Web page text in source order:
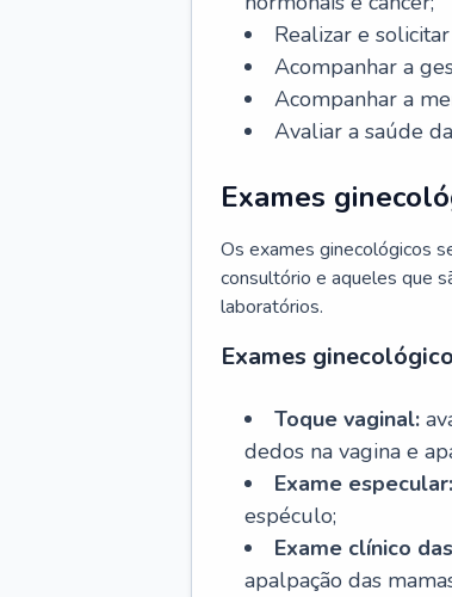
Realizar e
Acompanhar a
Acompanhar a
Avaliar a saúde
Exames
Os exames ginecológicos
consultório e aqueles que
laboratórios.
Exames
Toque vaginal:
dedos na vagina e
Exame especular:
espéculo;
Exame clínico
apalpação das